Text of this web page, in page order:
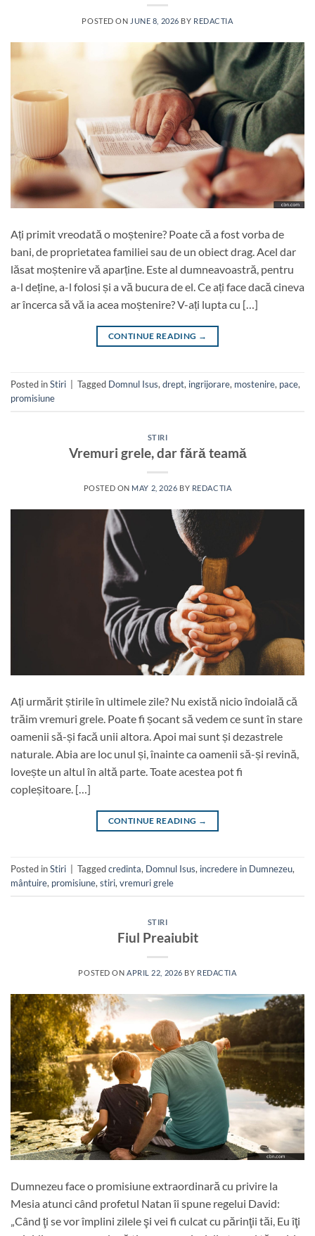
POSTED ON JUNE 8, 2026 BY REDACTIA
Ați primit vreodată o moștenire? Poate că a fost vorba de
bani, de proprietatea familiei sau de un obiect drag. Acel dar
lăsat moștenire vă aparține. Este al dumneavoastră, pentru
a-l deține, a-l folosi și a vă bucura de el. Ce ați face dacă cineva
ar încerca să vă ia acea moștenire? V-ați lupta cu […]
CONTINUE READING →
Posted inStiri Tagged Domnul Isus, drept, ingrijorare, mostenire, pace,
promisiune
STIRI
Vremuri grele, dar fără teamă
POSTED ON MAY 2, 2026 BY REDACTIA
Ați urmărit știrile în ultimele zile? Nu există nicio îndoială că
trăim vremuri grele. Poate fi șocant să vedem ce sunt în stare
oamenii să-și facă unii altora. Apoi mai sunt și dezastrele
naturale. Abia are loc unul și, înainte ca oamenii să-și revină,
lovește un altul în altă parte. Toate acestea pot fi
copleșitoare. […]
CONTINUE READING →
Posted inStiri Taggedcredinta, Domnul Isus, incredere in Dumnezeu,
mântuire, promisiune, stiri, vremuri grele
STIRI
Fiul Preaiubit
POSTED ONAPRIL 22, 2026 BY REDACTIA
Dumnezeu face o promisiune extraordinară cu privire la
Mesia atunci când profetul Natan îi spune regelui David:
„Când ţi se vor împlini zilele şi vei fi culcat cu părinţii tăi, Eu îţi